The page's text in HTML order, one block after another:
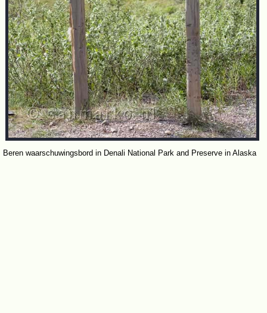
Beren waarschuwingsbord in Denali National Park and Preserve in Alaska